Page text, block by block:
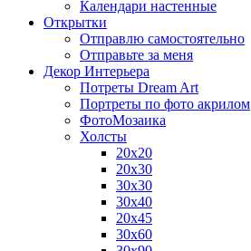
Календари настенные
Открытки
Отправлю самостоятельно
Отправьте за меня
Декор Интерьера
Потреты Dream Art
Портреты по фото акрилом
ФотоМозаика
Холсты
20х20
20х30
30х30
30х40
20х45
30х60